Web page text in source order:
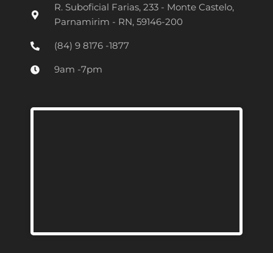
g
R. Suboficial Farias, 233 - Monte Castelo,
Parnamirim - RN, 59146-200
(84) 9 8176 -1877
9am -7pm